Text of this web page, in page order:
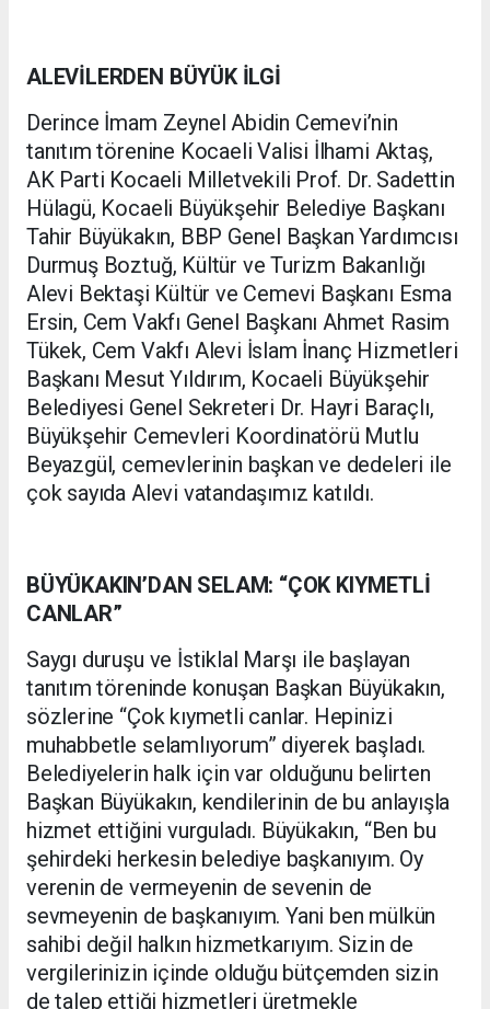
ALEVİLERDEN BÜYÜK İLGİ
Derince İmam Zeynel Abidin Cemevi’nin
tanıtım törenine Kocaeli Valisi İlhami Aktaş,
AK Parti Kocaeli Milletvekili Prof. Dr. Sadettin
Hülagü, Kocaeli Büyükşehir Belediye Başkanı
Tahir Büyükakın, BBP Genel Başkan Yardımcısı
Durmuş Boztuğ, Kültür ve Turizm Bakanlığı
Alevi Bektaşi Kültür ve Cemevi Başkanı Esma
Ersin, Cem Vakfı Genel Başkanı Ahmet Rasim
Tükek, Cem Vakfı Alevi İslam İnanç Hizmetleri
Başkanı Mesut Yıldırım, Kocaeli Büyükşehir
Belediyesi Genel Sekreteri Dr. Hayri Baraçlı,
Büyükşehir Cemevleri Koordinatörü Mutlu
Beyazgül, cemevlerinin başkan ve dedeleri ile
çok sayıda Alevi vatandaşımız katıldı.
BÜYÜKAKIN’DAN SELAM: “ÇOK KIYMETLİ
CANLAR”
Saygı duruşu ve İstiklal Marşı ile başlayan
tanıtım töreninde konuşan Başkan Büyükakın,
sözlerine “Çok kıymetli canlar. Hepinizi
muhabbetle selamlıyorum” diyerek başladı.
Belediyelerin halk için var olduğunu belirten
Başkan Büyükakın, kendilerinin de bu anlayışla
hizmet ettiğini vurguladı. Büyükakın, “Ben bu
şehirdeki herkesin belediye başkanıyım. Oy
verenin de vermeyenin de sevenin de
sevmeyenin de başkanıyım. Yani ben mülkün
sahibi değil halkın hizmetkarıyım. Sizin de
vergilerinizin içinde olduğu bütçemden sizin
de talep ettiği hizmetleri üretmekle